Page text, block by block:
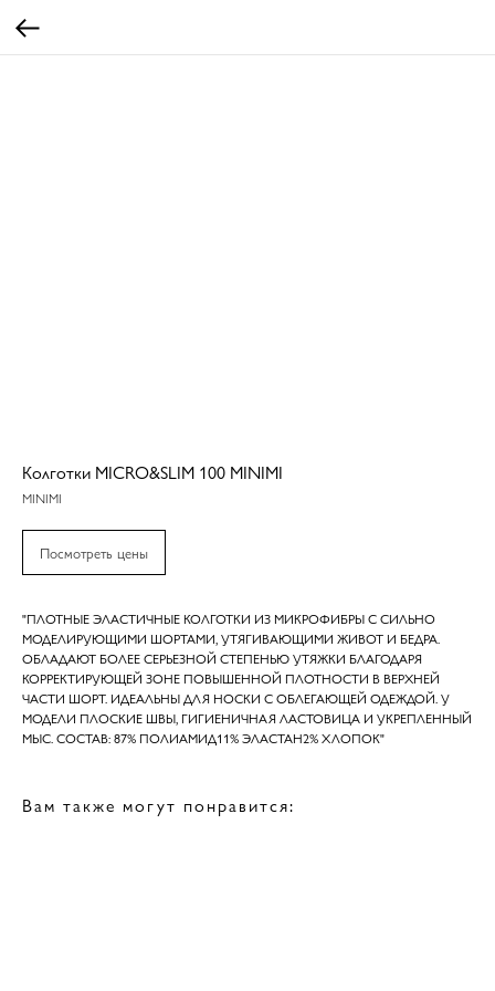
Колготки MICRO&SLIM 100 MINIMI
MINIMI
Посмотреть цены
"ПЛОТНЫЕ ЭЛАСТИЧНЫЕ КОЛГОТКИ ИЗ МИКРОФИБРЫ С СИЛЬНО
МОДЕЛИРУЮЩИМИ ШОРТАМИ, УТЯГИВАЮЩИМИ ЖИВОТ И БЕДРА.
ОБЛАДАЮТ БОЛЕЕ СЕРЬЕЗНОЙ СТЕПЕНЬЮ УТЯЖКИ БЛАГОДАРЯ
КОРРЕКТИРУЮЩЕЙ ЗОНЕ ПОВЫШЕННОЙ ПЛОТНОСТИ В ВЕРХНЕЙ
ЧАСТИ ШОРТ. ИДЕАЛЬНЫ ДЛЯ НОСКИ С ОБЛЕГАЮЩЕЙ ОДЕЖДОЙ. У
МОДЕЛИ ПЛОСКИЕ ШВЫ, ГИГИЕНИЧНАЯ ЛАСТОВИЦА И УКРЕПЛЕННЫЙ
МЫС. СОСТАВ: 87% ПОЛИАМИД11% ЭЛАСТАН2% ХЛОПОК"
Вам также могут понравится: